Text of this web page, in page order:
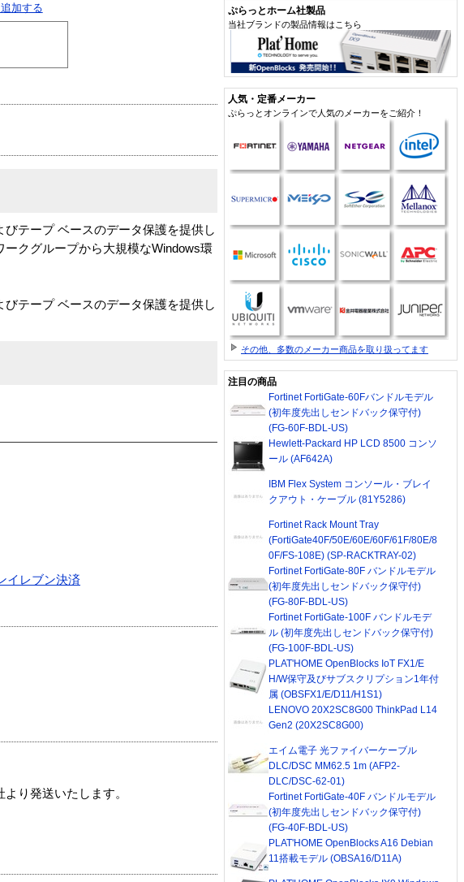
加する
テープ ベースのデータ保護を提供し
クグループから大規模なWindows環
テープ ベースのデータ保護を提供し
イレブン決済
り発送いたします。
ぷらっとホーム社製品
当社ブランドの製品情報はこちら
人気・定番メーカー
ぷらっとオンラインで人気のメーカーをご紹介！
その他、多数のメーカー商品を取り扱ってます
注目の商品
Fortinet FortiGate-60Fバンドルモデル
(初年度先出しセンドバック保守付)
(FG-60F-BDL-US)
Hewlett-Packard HP LCD 8500 コンソ
ール (AF642A)
IBM Flex System コンソール・ブレイ
クアウト・ケーブル (81Y5286)
Fortinet Rack Mount Tray
(FortiGate40F/50E/60E/60F/61F/80E/8
0F/FS-108E) (SP-RACKTRAY-02)
Fortinet FortiGate-80F バンドルモデル
(初年度先出しセンドバック保守付)
(FG-80F-BDL-US)
Fortinet FortiGate-100F バンドルモデ
ル (初年度先出しセンドバック保守付)
(FG-100F-BDL-US)
PLAT'HOME OpenBlocks IoT FX1/E
H/W保守及びサブスクリプション1年付
属 (OBSFX1/E/D11/H1S1)
LENOVO 20X2SC8G00 ThinkPad L14
Gen2 (20X2SC8G00)
エイム電子 光ファイバーケーブル
DLC/DSC MM62.5 1m (AFP2-
DLC/DSC-62-01)
Fortinet FortiGate-40F バンドルモデル
(初年度先出しセンドバック保守付)
(FG-40F-BDL-US)
PLAT'HOME OpenBlocks A16 Debian
11搭載モデル (OBSA16/D11A)